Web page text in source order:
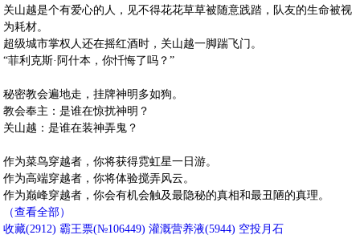
关山越是个有爱心的人，见不得花花草草被随意践踏，队友的生命被视
为耗材。
超级城市掌权人还在摇红酒时，关山越一脚踹飞门。
“菲利克斯·阿什本，你忏悔了吗？”
秘密教会遍地走，挂牌神明多如狗。
教会奉主：是谁在惊扰神明？
关山越：是谁在装神弄鬼？
作为菜鸟穿越者，你将获得霓虹星一日游。
作为高端穿越者，你将体验搅弄风云。
作为巅峰穿越者，你会有机会触及最隐秘的真相和最丑陋的真理。
（查看全部）
收藏(2912) 霸王票(№106449) 灌溉营养液(5944) 空投月石